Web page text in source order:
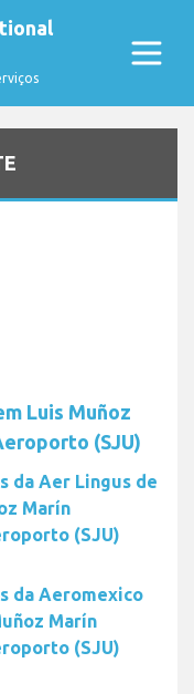
Luis Muñoz
(SJU)
da Aer Lingus de
Marín
(SJU)
da Aeromexico
Marín
(SJU)